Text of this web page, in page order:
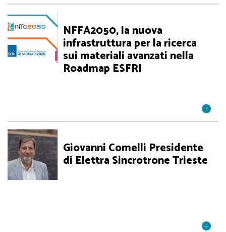
NFFA2050, la nuova
infrastruttura per la ricerca
sui materiali avanzati nella
Roadmap ESFRI
Giovanni Comelli Presidente
di Elettra Sincrotrone Trieste